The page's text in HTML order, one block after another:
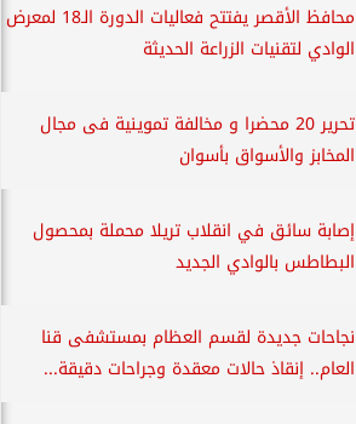
محافظ الأقصر يفتتح فعاليات الدورة الـ18 لمعرض
الوادي لتقنيات الزراعة الحديثة
تحرير 20 محضرا و مخالفة تموينية فى مجال
المخابز والأسواق بأسوان
إصابة سائق في انقلاب تريلا محملة بمحصول
البطاطس بالوادي الجديد
نجاحات جديدة لقسم العظام بمستشفى قنا
العام.. إنقاذ حالات معقدة وجراحات دقيقة...